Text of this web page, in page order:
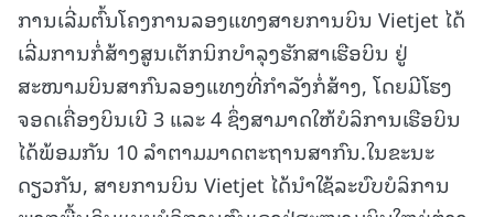
ການເລີ່ມຕົ້ນໂຄງການລອງແທງສາຍການບິນ Vietjet ໄດ້
ເລີ່ມການກໍ່ສ້າງສູນເຕັກນິກບໍາລຸງຮັກສາເຮືອບິນ ຢູ່
ສະໜາມບິນສາກົນລອງແທງທີ່ກຳລັງກໍ່ສ້າງ, ໂດຍມີໂຮງ
ຈອດເຄື່ອງບິນເບີ 3 ແລະ 4 ຊຶ່ງສາມາດໃຫ້ບໍລິການເຮືອບິນ
ໄດ້ພ້ອມກັນ 10 ລໍາຕາມມາດຕະຖານສາກົນ.ໃນຂະນະ
ດຽວກັນ, ສາຍການບິນ Vietjet ໄດ້ນໍາໃຊ້ລະບົບບໍລິການ